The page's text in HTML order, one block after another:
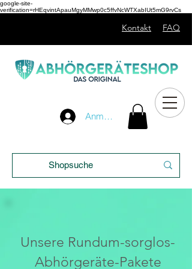
google-site-
verification=rHEqvintApauMgyMMwp0c5ffvNcWTXabIUt5mG9rvCs
Anmelden
Kontakt FAQ
Unsere Rundum-sorglos-
Abhörgeräte-Pakete